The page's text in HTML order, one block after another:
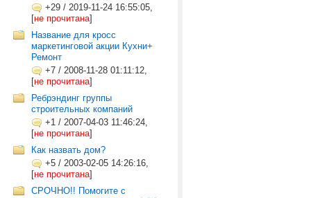
+29 / 2019-11-24 16:55:05,
[не прочитана]
Название для кросс
маркетинговой акции Кухни+
Ремонт
+7 / 2008-11-28 01:11:12,
[не прочитана]
Ребрэндинг группы
строительных компаний
+1 / 2007-04-03 11:46:24,
[не прочитана]
Как назвать дом?
+5 / 2003-02-05 14:26:16,
[не прочитана]
СРОЧНО!! Помогите с